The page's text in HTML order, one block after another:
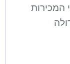
המכירות